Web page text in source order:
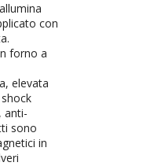
con
forno a
elevata
anti-
sono
in